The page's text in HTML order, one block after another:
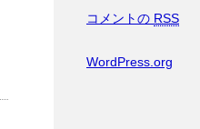
コメントの RSS
WordPress.org